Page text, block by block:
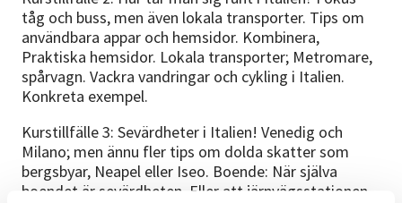
tåg och buss, men även lokala transporter. Tips om
användbara appar och hemsidor. Kombinera,
Praktiska hemsidor. Lokala transporter; Metromare,
spårvagn. Vackra vandringar och cykling i Italien.
Konkreta exempel.
Kurstillfälle 3: Sevärdheter i Italien! Venedig och
Milano; men ännu fler tips om dolda skatter som
bergsbyar, Neapel eller Iseo. Boende: När själva
boendet är sevärdheten. Eller att järnvägsstationen